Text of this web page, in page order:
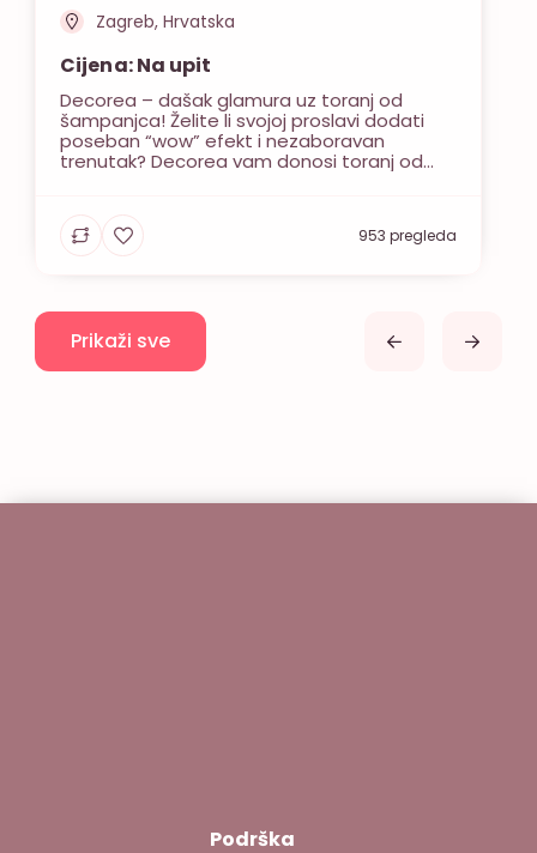
Zagreb, Hrvatska
Cijena: Na upit
Decorea – dašak glamura uz toranj od
šampanjca! Želite li svojoj proslavi dodati
poseban “wow” efekt i nezaboravan
trenutak? Decorea vam donosi toranj od
večeri! Ova glamurozna atrakcija pružit će
vam savršenu priliku za nezaboravnu
fotografiju zdravice i stvoriti atmosferu
953 pregleda
Prikaži sve
Podrška